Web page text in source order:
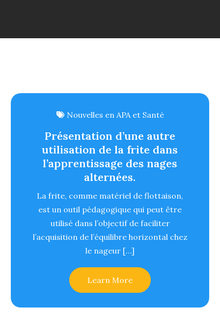
Nouvelles en APA et Santé
Présentation d’une autre
utilisation de la frite dans
l’apprentissage des nages
alternées.
La frite, comme matériel de flottaison,
est un outil pédagogique qui peut être
utilisé dans l’objectif de faciliter
l’acquisition de l’équilibre horizontal chez
le nageur […]
Learn More